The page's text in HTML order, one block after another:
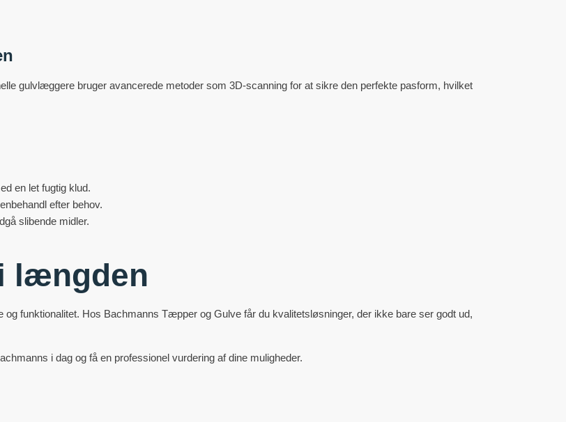
gulvlæggere bruger avancerede metoder som 3D-scanning for at sikre den perfekte pasform, hvilket
en let fugtig klud.
efter behov.
slibende midler.
længden
funktionalitet. Hos Bachmanns Tæpper og Gulve får du kvalitetsløsninger, der ikke bare ser godt ud,
i dag og få en professionel vurdering af dine muligheder.